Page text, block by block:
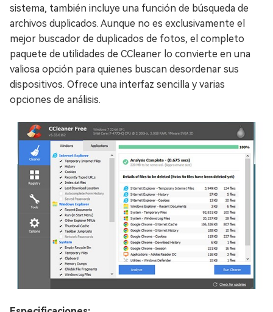
sistema, también incluye una función de búsqueda de
archivos duplicados. Aunque no es exclusivamente el
mejor buscador de duplicados de fotos, el completo
paquete de utilidades de CCleaner lo convierte en una
valiosa opción para quienes buscan desordenar sus
dispositivos. Ofrece una interfaz sencilla y varias
opciones de análisis.